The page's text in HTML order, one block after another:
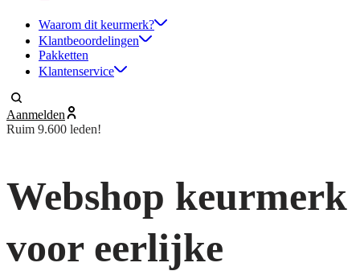
Waarom dit keurmerk?
Klantbeoordelingen
Pakketten
Klantenservice
Aanmelden
Ruim 9.600 leden!
Webshop keurmerk
voor eerlijke